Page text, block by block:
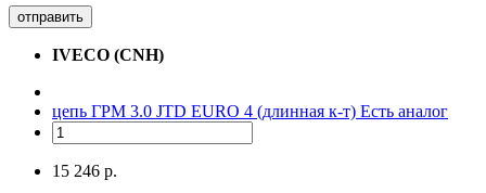
отправить
IVECO (CNH)
цепь ГРМ 3.0 JTD EURO 4 (длинная к-т) Есть аналог
15 246 р.